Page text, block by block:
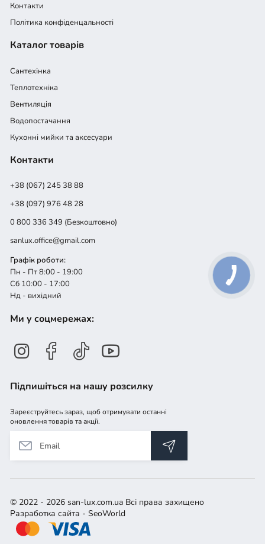
Контакти
Політика конфіденцальності
Каталог товарів
Сантехінка
Теплотехніка
Вентиляція
Водопостачання
Кухонні мийки та аксесуари
Контакти
+38 (067) 245 38 88
+38 (097) 976 48 28
0 800 336 349 (Безкоштовно)
sanlux.office@gmail.com
Графік роботи:
Пн - Пт 8:00 - 19:00
Сб 10:00 - 17:00
Нд - вихідний
Ми у соцмережах:
Підпишіться на нашу розсилку
Зареєструйтесь зараз, щоб отримувати останні
оновлення товарів та акції.
© 2022 - 2026 san-lux.com.ua Всі права захищено
Разработка сайта - SeoWorld